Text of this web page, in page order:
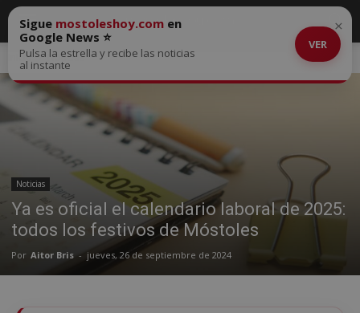
Inicio Noticias
Noticias
Ya es oficial el calendario laboral de 2025:
todos los festivos de Móstoles
Por Aitor Bris - jueves, 26 de septiembre de 2024
Sigue mostoleshoy.com en
Google News ⭐
Pulsa la estrella y recibe las noticias
al instante
VER
×